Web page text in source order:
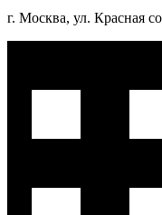
г. Москва, ул. Красная